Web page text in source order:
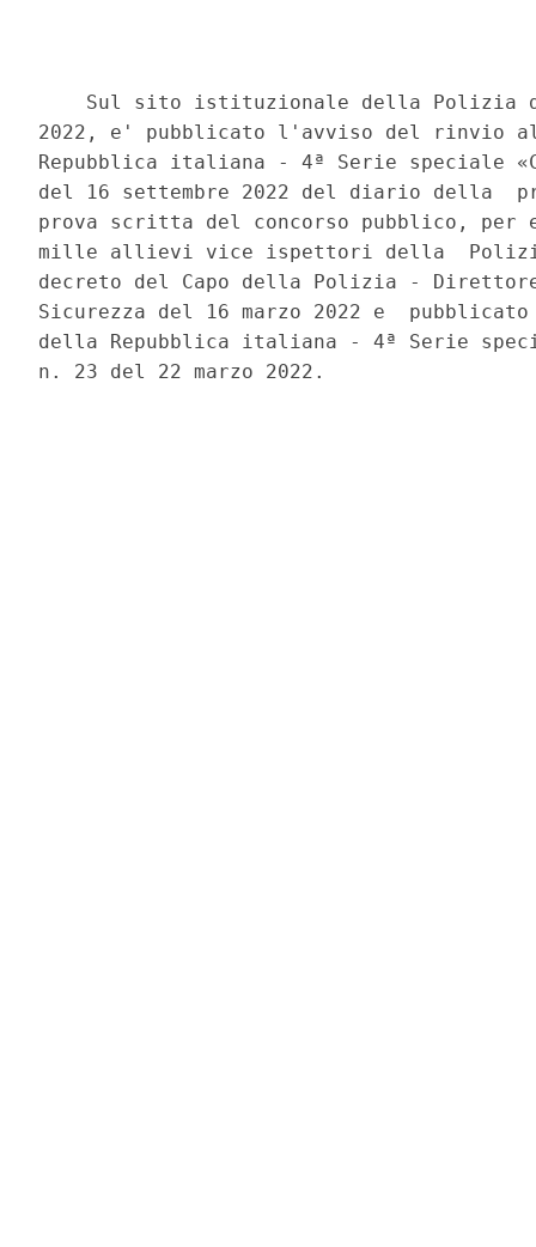
Sul sito istituzionale della Polizia
2022, e' pubblicato l'avviso del rinvio
Repubblica italiana - 4ª Serie speciale
del 16 settembre 2022 del diario della
prova scritta del concorso pubblico, per
mille allievi vice ispettori della
decreto del Capo della Polizia -
Sicurezza del 16 marzo 2022 e
della Repubblica italiana - 4ª Serie
n. 23 del 22 marzo 2022.